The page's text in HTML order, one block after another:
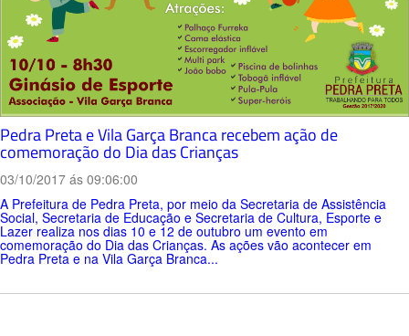
Pedra Preta e Vila Garça Branca recebem ação de
comemoração do Dia das Crianças
03/10/2017 ás 09:06:00
A Prefeitura de Pedra Preta, por meio da Secretaria de Assistência
Social, Secretaria de Educação e Secretaria de Cultura, Esporte e
Lazer realiza nos dias 10 e 12 de outubro um evento em
comemoração do Dia das Crianças. As ações vão acontecer em
Pedra Preta e na Vila Garça Branca...